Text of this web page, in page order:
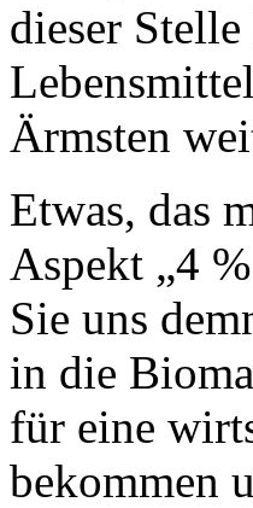
dieser
Ärmsten
Etwas, das
Aspekt „4
Sie uns
in die
für eine
bekommen